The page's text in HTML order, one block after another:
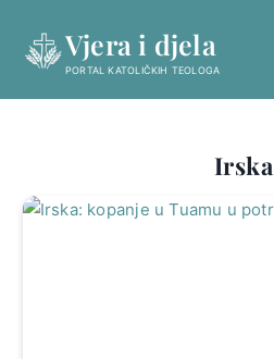
content
Vjera i djela
PORTAL KATOLIČKIH TEOLOGA
Irska